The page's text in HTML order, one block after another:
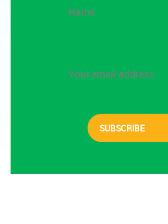
SUBSCRIBE